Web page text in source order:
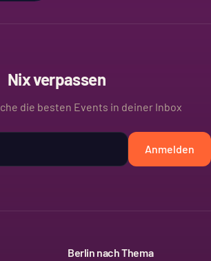
Nix verpassen
die besten Events in deiner Inbox
Anmelden
Berlin nach Thema